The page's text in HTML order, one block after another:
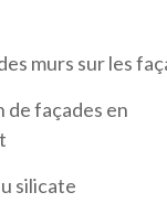
murs sur les
de façades en
silicate